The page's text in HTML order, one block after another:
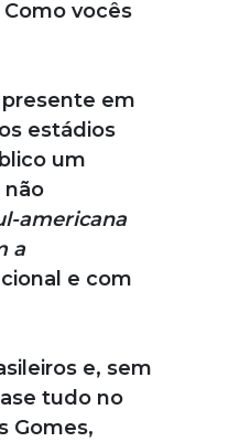
vocês
em
estádios
um
não
americana
a
e com
e, sem
tudo no
Gomes,